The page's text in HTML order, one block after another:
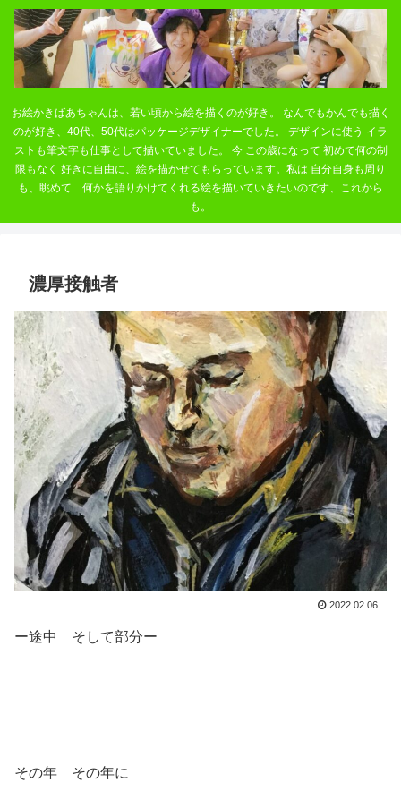
お絵かきばあちゃんは、若い頃から絵を描くのが好き。 なんでもかんでも描く
のが好き、40代、50代はパッケージデザイナーでした。 デザインに使う イラ
ストも筆文字も仕事として描いていました。 今 この歳になって 初めて何の制
限もなく 好きに自由に、絵を描かせてもらっています。私は 自分自身も周り
も、眺めて 何かを語りかけてくれる絵を描いていきたいのです、これから
も。
濃厚接触者
2022.02.06
ー途中 そして部分ー
その年 その年に